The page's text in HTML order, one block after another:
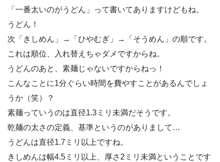
「一番太いのがうどん」って書いてありますけどもね。
うどん！
次「きしめん」→「ひやむぎ」→「そうめん」の順です。
これは順位、入れ替えちゃダメですからね。
うどんのあと、素麺じゃないですからねっ！
こんなことに1分ぐらい時間を費やすことがあるんでしょ
うか（笑）？
素麺っていうのは直径1.3ミリ未満だそうです。
乾麺の太さの定義、基準というのがありまして…
うどんは直径1.7ミリ以上ですね。
きしめんは幅4.5ミリ以上、厚さ2ミリ未満ということです